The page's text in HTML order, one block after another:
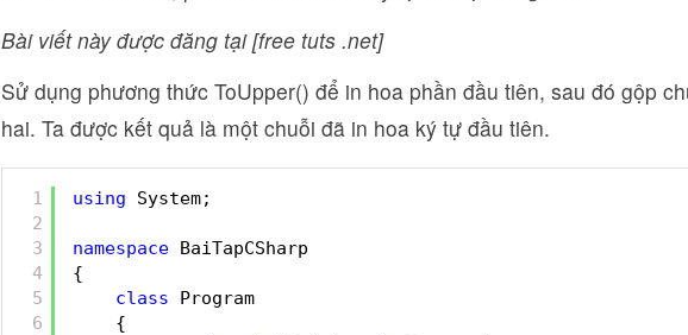
Bài viết này được đăng tại [free tuts .net]
Sử dụng phương thức ToUpper() để in hoa phần đầu tiên, sau đó gộp
hai. Ta được kết quả là một chuỗi đã in hoa ký tự đầu tiên.
1
2
3
4
5
6
using System;
namespace BaiTapCSharp
{
class
Program
{